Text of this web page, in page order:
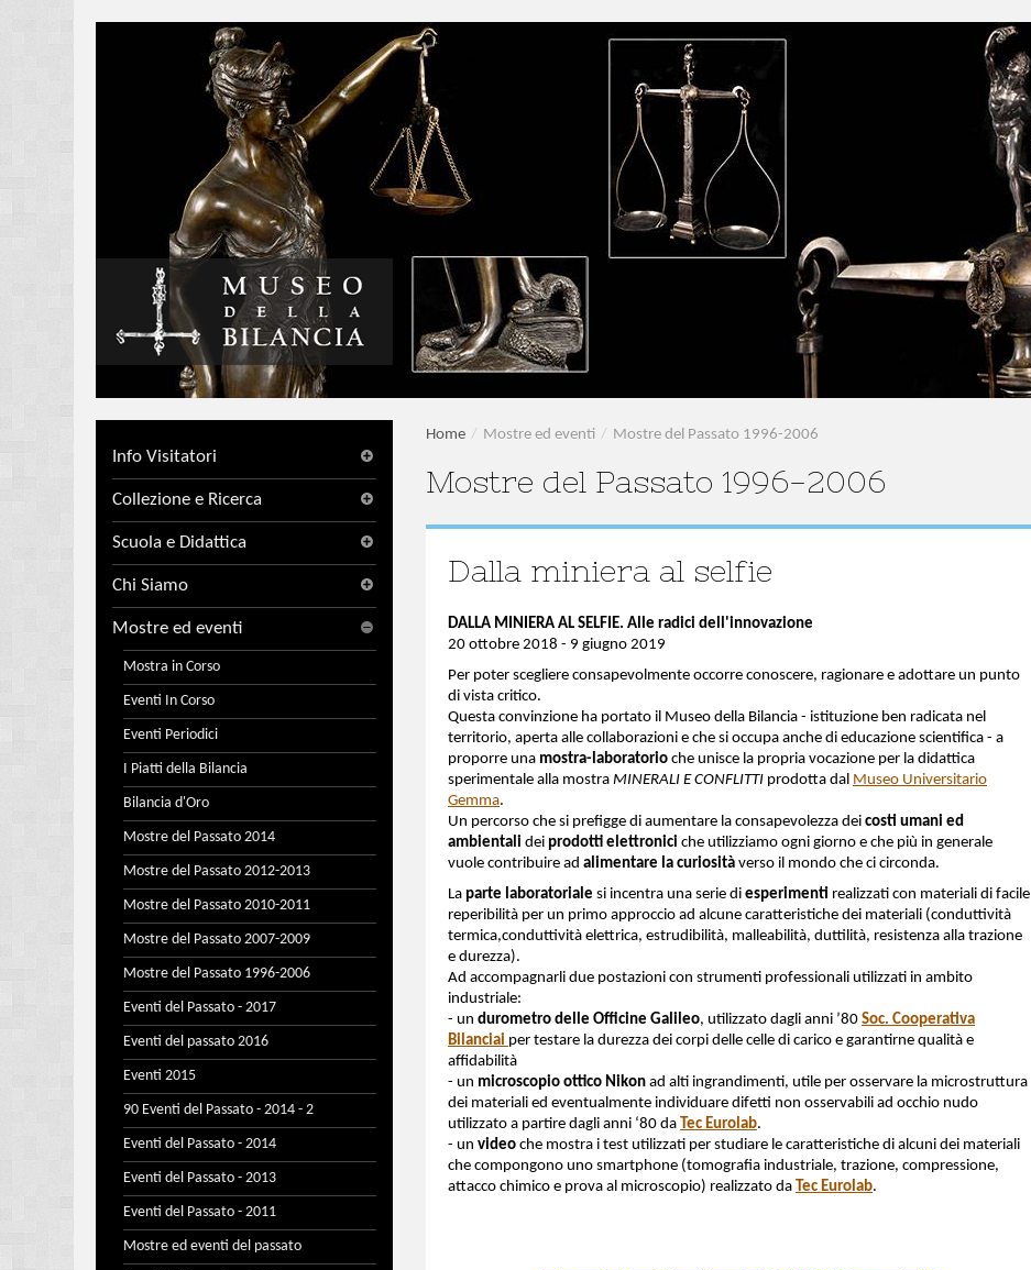
Info Visitatori
Collezione e Ricerca
Scuola e Didattica
Chi Siamo
Mostre ed eventi
Mostra in Corso
Eventi In Corso
Eventi Periodici
I Piatti della Bilancia
Bilancia d'Oro
Mostre del Passato 2014
Mostre del Passato 2012-2013
Mostre del Passato 2010-2011
Mostre del Passato 2007-2009
Mostre del Passato 1996-2006
Eventi del Passato - 2017
Eventi del passato 2016
Eventi 2015
90 Eventi del Passato - 2014 - 2
Eventi del Passato - 2014
Eventi del Passato - 2013
Eventi del Passato - 2011
Mostre ed eventi del passato
Home / Mostre ed eventi / Mostre del Passato 1996-2006
Mostre del Passato 1996-2006
Dalla miniera al selfie
DALLA MINIERA AL SELFIE. Alle radici dell'innovazione
20 ottobre 2018 - 9 giugno 2019
Per poter scegliere consapevolmente occorre conoscere, ragionare e adottare un punto
di vista critico.
Questa convinzione ha portato il Museo della Bilancia - istituzione ben radicata nel
territorio, aperta alle collaborazioni e che si occupa anche di educazione scientifica - a
proporre una mostra-laboratorio che unisce la propria vocazione per la didattica
sperimentale alla mostra MINERALI E CONFLITTI prodotta dal Museo Universitario
Gemma.
Un percorso che si prefigge di aumentare la consapevolezza dei costi umani ed
ambientali dei prodotti elettronici che utilizziamo ogni giorno e che più in generale
vuole contribuire ad alimentare la curiosità verso il mondo che ci circonda.
La parte laboratoriale si incentra una serie di esperimenti realizzati con materiali di facile
reperibilità per un primo approccio ad alcune caratteristiche dei materiali (conduttività
termica,conduttività elettrica, estrudibilità, malleabilità, duttilità, resistenza alla trazione
e durezza).
Ad accompagnarli due postazioni con strumenti professionali utilizzati in ambito
industriale:
- un durometro delle Officine Galileo, utilizzato dagli anni ’80 Soc. Cooperativa
Bilanciai per testare la durezza dei corpi delle celle di carico e garantirne qualità e
affidabilità
- un microscopio ottico Nikon ad alti ingrandimenti, utile per osservare la microstruttura
dei materiali ed eventualmente individuare difetti non osservabili ad occhio nudo
utilizzato a partire dagli anni ‘80 da Tec Eurolab.
- un video che mostra i test utilizzati per studiare le caratteristiche di alcuni dei materiali
che compongono uno smartphone (tomografia industriale, trazione, compressione,
attacco chimico e prova al microscopio) realizzato da Tec Eurolab.